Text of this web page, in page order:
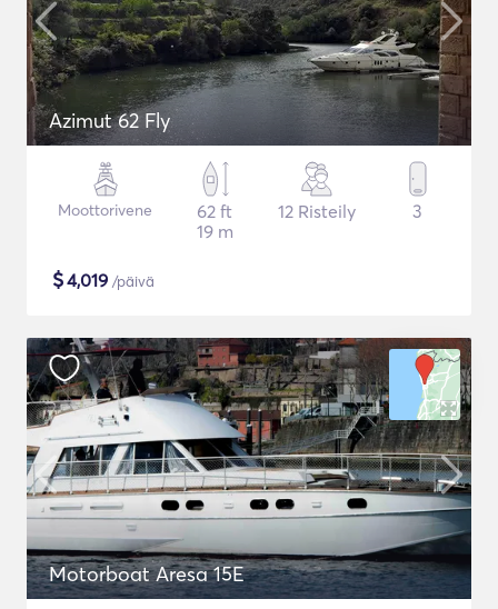
Azimut 62 Fly
Moottorivene
62 ft
19 m
12 Risteily 3
$4,019 /päivä
Motorboat Aresa 15E